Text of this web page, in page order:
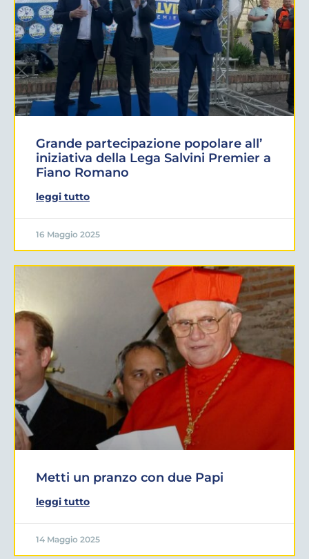
Grande partecipazione popolare all’
iniziativa della Lega Salvini Premier a
Fiano Romano
leggi tutto
16 Maggio 2025
Metti un pranzo con due Papi
leggi tutto
14 Maggio 2025